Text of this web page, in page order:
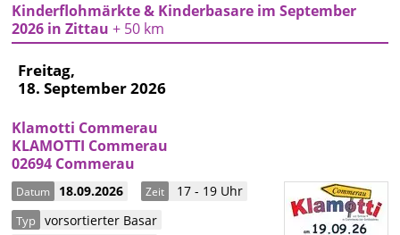
Kinderflohmärkte & Kinderbasare im September
2026 in Zittau+ 50 km
Freitag,
18. September 2026
Klamotti Commerau
KLAMOTTI Commerau
02694 Commerau
Datum 18.09.2026 Zeit 17 - 19 Uhr
Typ vorsortierter Basar